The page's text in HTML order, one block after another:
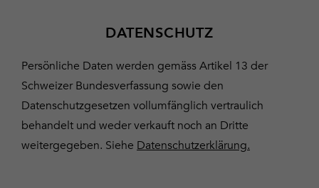
DATENSCHUTZ
Persönliche Daten werden gemäss Artikel 13 der
Schweizer Bundesverfassung sowie den
Datenschutzgesetzen vollumfänglich vertraulich
behandelt und weder verkauft noch an Dritte
weitergegeben. Siehe Datenschutzerklärung.